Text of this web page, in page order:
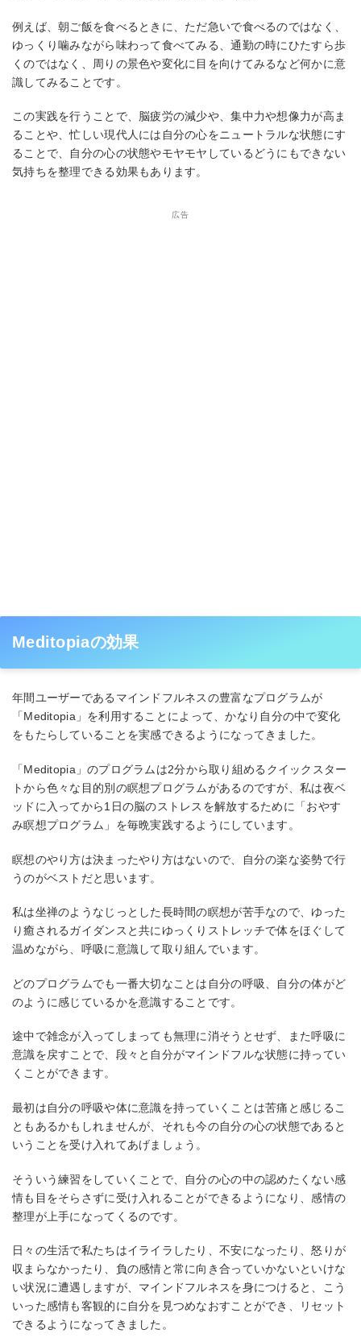
例えば、朝ご飯を食べるときに、ただ急いで食べるのではなく、
ゆっくり噛みながら味わって食べてみる、通勤の時にひたすら歩
くのではなく、周りの景色や変化に目を向けてみるなど何かに意
識してみることです。
この実践を行うことで、脳疲労の減少や、集中力や想像力が高ま
ることや、忙しい現代人には自分の心をニュートラルな状態にす
ることで、自分の心の状態やモヤモヤしているどうにもできない
気持ちを整理できる効果もあります。
広告
Meditopiaの効果
年間ユーザーであるマインドフルネスの豊富なプログラムが
「Meditopia」を利用することによって、かなり自分の中で変化
をもたらしていることを実感できるようになってきました。
「Meditopia」のプログラムは2分から取り組めるクイックスター
トから色々な目的別の瞑想プログラムがあるのですが、私は夜ベ
ッドに入ってから1日の脳のストレスを解放するために「おやす
み瞑想プログラム」を毎晩実践するようにしています。
瞑想のやり方は決まったやり方はないので、自分の楽な姿勢で行
うのがベストだと思います。
私は坐禅のようなじっとした長時間の瞑想が苦手なので、ゆった
り癒されるガイダンスと共にゆっくりストレッチで体をほぐして
温めながら、呼吸に意識して取り組んでいます。
どのプログラムでも一番大切なことは自分の呼吸、自分の体がど
のように感じているかを意識することです。
途中で雑念が入ってしまっても無理に消そうとせず、また呼吸に
意識を戻すことで、段々と自分がマインドフルな状態に持ってい
くことができます。
最初は自分の呼吸や体に意識を持っていくことは苦痛と感じるこ
ともあるかもしれませんが、それも今の自分の心の状態であると
いうことを受け入れてあげましょう。
そういう練習をしていくことで、自分の心の中の認めたくない感
情も目をそらさずに受け入れることができるようになり、感情の
整理が上手になってくるのです。
日々の生活で私たちはイライラしたり、不安になったり、怒りが
収まらなかったり、負の感情と常に向き合っていかないといけな
い状況に遭遇しますが、マインドフルネスを身につけると、こう
いった感情も客観的に自分を見つめなおすことができ、リセット
できるようになってきました。